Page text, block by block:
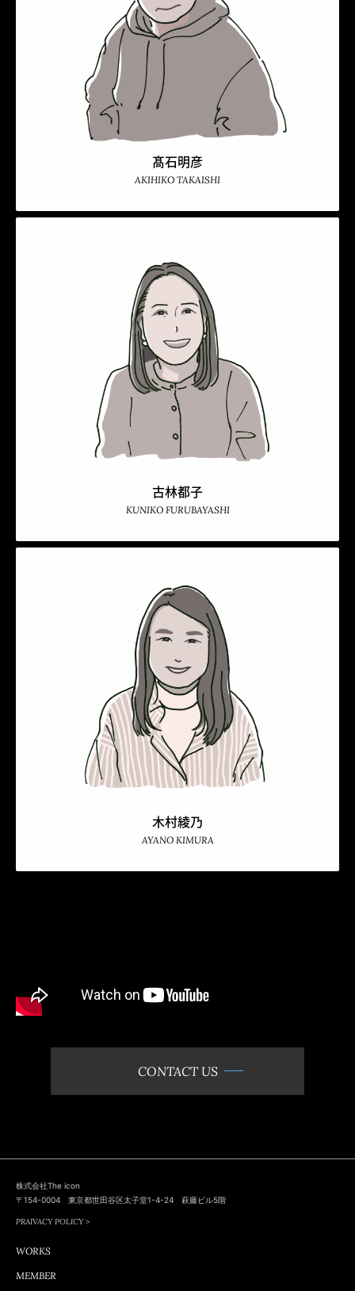
髙石明彦
AKIHIKO TAKAISHI
古林都子
KUNIKO FURUBAYASHI
木村綾乃
AYANO KIMURA
CONTACT US
株式会社The icon
〒154-0004 東京都世田谷区太子堂1-4-24 萩藤ビル5階
PRAIVACY POLICY >
WORKS
MEMBER